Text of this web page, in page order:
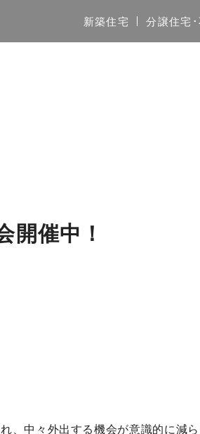
新築住宅 分譲住宅
開催中！
、中々外出する機会が意識的に減ら